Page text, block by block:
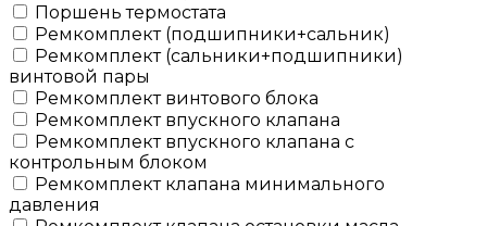
Поршень термостата
Ремкомплект (подшипники+сальник)
Ремкомплект (сальники+подшипники)
винтовой пары
Ремкомплект винтового блока
Ремкомплект впускного клапана
Ремкомплект впускного клапана с
контрольным блоком
Ремкомплект клапана минимального
давления